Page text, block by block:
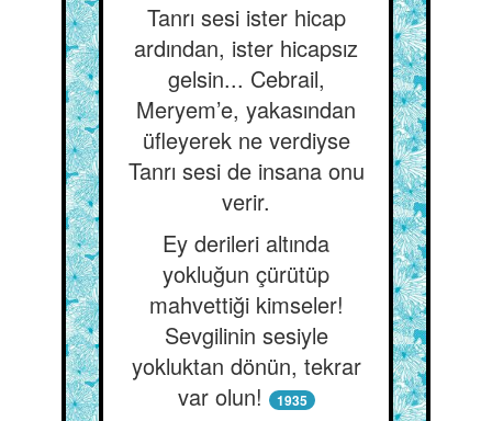
Tanrı sesi ister hicap
ardından, ister hicapsız
gelsin... Cebrail,
Meryem’e, yakasından
üfleyerek ne verdiyse
Tanrı sesi de insana onu
verir.
Ey derileri altında
yokluğun çürütüp
mahvettiği kimseler!
Sevgilinin sesiyle
yokluktan dönün, tekrar
var olun!
1935